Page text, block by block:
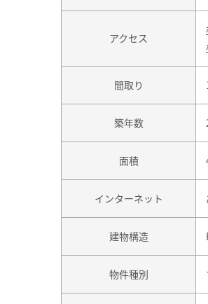
アクセス
間取り
築年数
面積
インターネット
建物構造
物件種別